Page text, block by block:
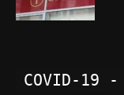
COVID-19 -